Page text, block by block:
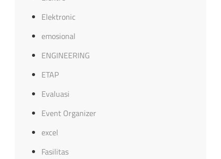
Elektronic
emosional
ENGINEERING
ETAP
Evaluasi
Event Organizer
excel
Fasilitas